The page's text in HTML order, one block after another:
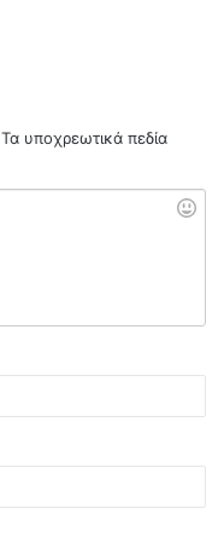
Τα υποχρεωτικά πεδία